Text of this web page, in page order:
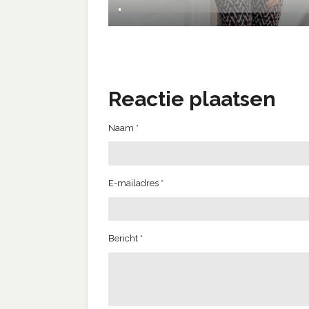
Reactie plaatsen
Naam *
E-mailadres *
Bericht *